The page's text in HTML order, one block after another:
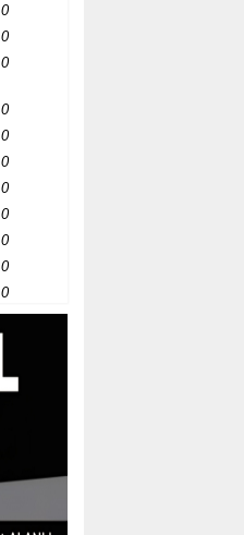
0
0
0
0
0
0
0
0
0
0
0